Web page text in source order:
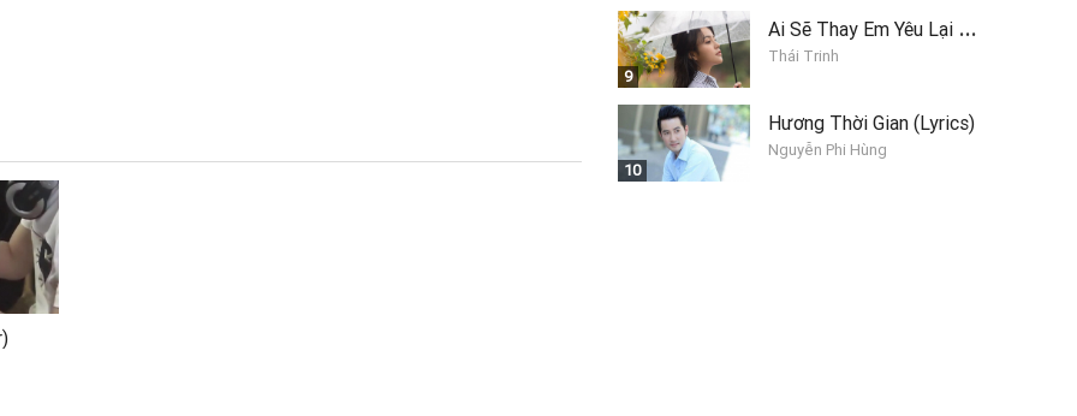
9
A
i Sẽ Thay Em Yêu Lại Anh
Thái Trinh
10
Hương Thời Gian (Lyrics)
Nguyễn Phi Hùng